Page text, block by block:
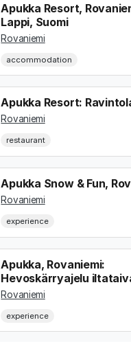
Apukka Resort,
Lappi, Suomi
Rovaniemi
accommodation
Apukka Resort:
Rovaniemi
restaurant
Apukka Snow & Fun,
Rovaniemi
experience
Apukka, Rovaniemi:
Hevoskärryajelu
Rovaniemi
experience